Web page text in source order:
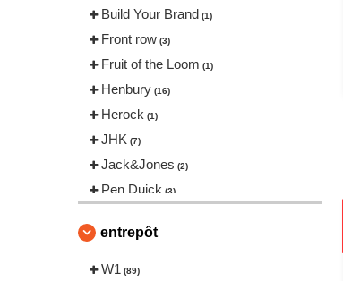
Build Your Brand (1)
Front row (3)
Fruit of the Loom (1)
Henbury (16)
Herock (1)
JHK (7)
Jack&Jones (2)
Pen Duick (3)
Russell
Russell Collection
entrepôt
W1 (89)